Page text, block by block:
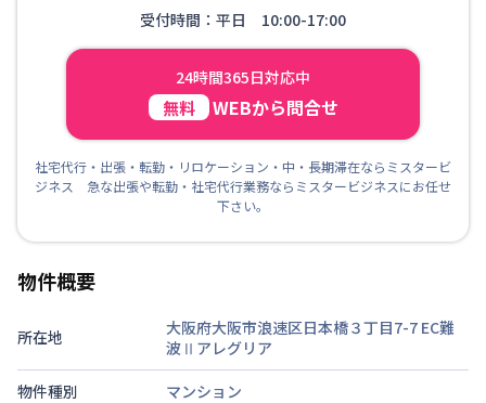
受付時間：平日 10:00-17:00
24時間365日対応中
無料 WEBから問合せ
社宅代行・出張・転勤・リロケーション・中・長期滞在ならミスタービ
ジネス 急な出張や転勤・社宅代行業務ならミスタービジネスにお任せ
下さい。
物件概要
所在地 大阪府大阪市浪速区日本橋３丁目7-7 EC難
波Ⅱアレグリア
物件種別
マンション